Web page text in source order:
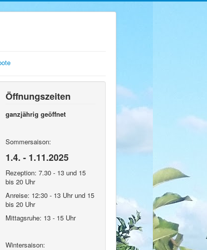
Öffnungszeiten
ganzjährig geöffnet
Sommersaison:
1.4. - 1.11.2025
Rezeption: 7.30 - 13 und 15
bis 20 Uhr
Anreise: 12:30 - 13 Uhr und 15
bis 20 Uhr
Mittagsruhe: 13 - 15 Uhr
Wintersaison: